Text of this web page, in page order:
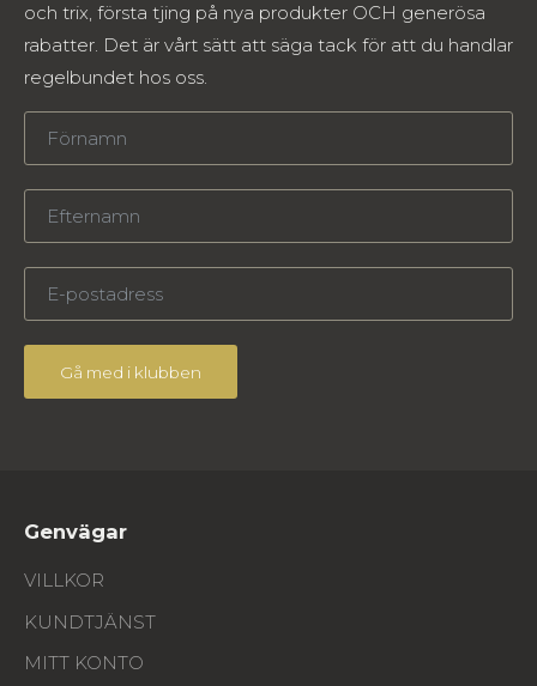
och trix, första tjing på nya produkter OCH generösa
rabatter. Det är vårt sätt att säga tack för att du handlar
regelbundet hos oss.
Gå med i klubben
Genvägar
VILLKOR
KUNDTJÄNST
MITT KONTO